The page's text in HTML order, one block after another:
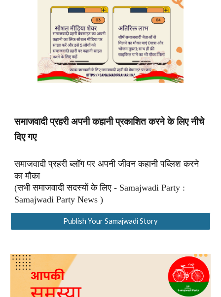
समाजवादी प्रहरी अपनी कहानी प्रकाशित करने के लिए नीचे
दिए गए
समाजवादी प्रहरी ब्लॉग पर अपनी जीवन कहानी पब्लिश करने
का मौका
(सभी समाजवादी सदस्यों के लिए - Samajwadi Party :
Samajwadi Party News )
Publish Your Samajwadi Story